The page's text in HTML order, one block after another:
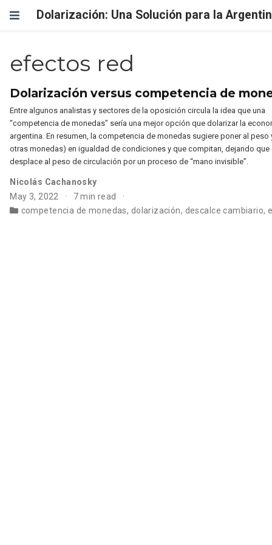
Dolarización: Una Solución para la
efectos red
Dolarización versus competencia de
Entre algunos analistas y sectores de la oposición circula la idea que una
“competencia de monedas” sería una mejor opción que dolarizar la
argentina. En resumen, la competencia de monedas sugiere poner al peso
otras monedas) en igualdad de condiciones y que compitan, dejando que
desplace al peso de circulación por un proceso de “mano invisible”.
Nicolás Cachanosky
May 3, 2022
7 min read
competencia de monedas, dolarización, descalce cambiario,